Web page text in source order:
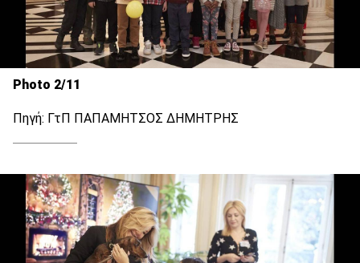
Photo 2/11
Πηγή: ΓτΠ ΠΑΠΑΜΗΤΣΟΣ ΔΗΜΗΤΡΗΣ